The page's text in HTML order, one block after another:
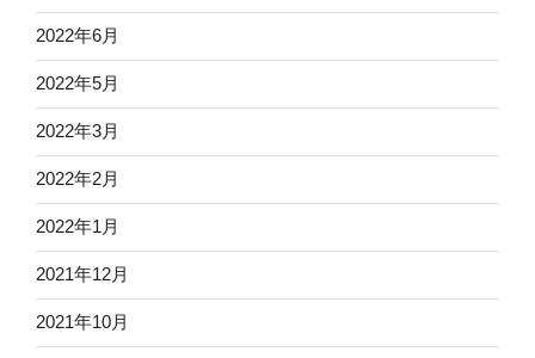
2022年6月
2022年5月
2022年3月
2022年2月
2022年1月
2021年12月
2021年10月